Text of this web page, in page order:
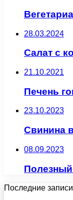
28.03.2024
Салат с
21.10.2021
Печень
23.10.2023
Свинина
08.09.2023
Полезный
Последние записи